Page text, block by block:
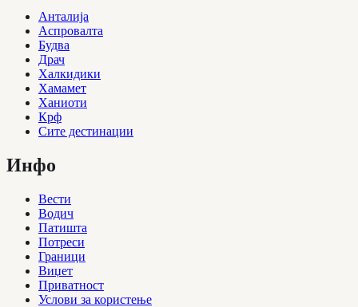
Анталија
Аспровалта
Будва
Драч
Халкидики
Хамамет
Ханиоти
Крф
Сите дестинации
Инфо
Вести
Водич
Патишта
Потреси
Граници
Виџет
Приватност
Услови за користење